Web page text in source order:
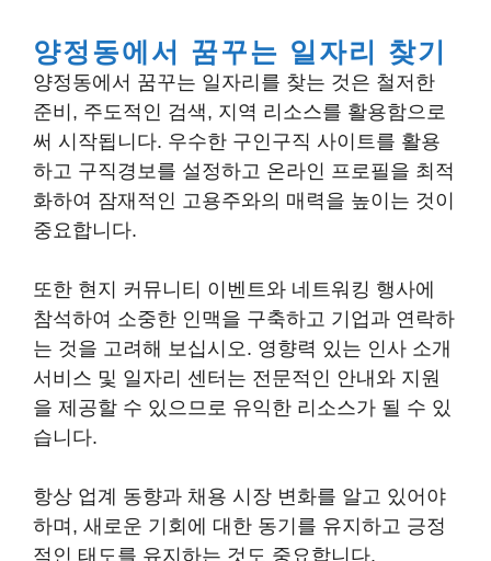
양정동에서 꿈꾸는 일자리 찾기
양정동에서 꿈꾸는 일자리를 찾는 것은 철저한
준비, 주도적인 검색, 지역 리소스를 활용함으로
써 시작됩니다. 우수한 구인구직 사이트를 활용
하고 구직경보를 설정하고 온라인 프로필을 최적
화하여 잠재적인 고용주와의 매력을 높이는 것이
중요합니다.
또한 현지 커뮤니티 이벤트와 네트워킹 행사에
참석하여 소중한 인맥을 구축하고 기업과 연락하
는 것을 고려해 보십시오. 영향력 있는 인사 소개
서비스 및 일자리 센터는 전문적인 안내와 지원
을 제공할 수 있으므로 유익한 리소스가 될 수 있
습니다.
항상 업계 동향과 채용 시장 변화를 알고 있어야
하며, 새로운 기회에 대한 동기를 유지하고 긍정
적인 태도를 유지하는 것도 중요합니다.